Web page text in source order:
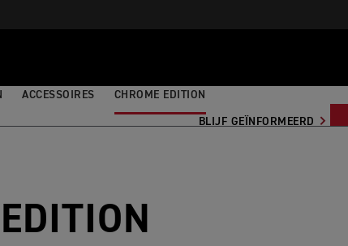
ACCESSOIRES CHROME EDITION
BLIJF GEÏNFORMEERD